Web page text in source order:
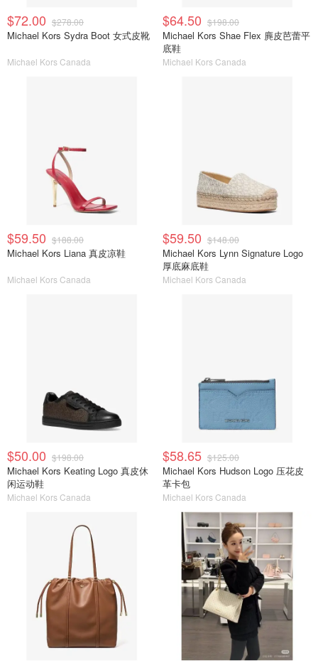
$72.00 $278.00
Michael Kors Sydra Boot 女式皮靴
Michael Kors Canada
$64.50 $198.00
Michael Kors Shae Flex 麂皮芭蕾平
底鞋
Michael Kors Canada
$59.50 $188.00
Michael Kors Liana 真皮凉鞋
Michael Kors Canada
$59.50 $148.00
Michael Kors Lynn Signature Logo
厚底麻底鞋
Michael Kors Canada
$50.00 $198.00
Michael Kors Keating Logo 真皮休
闲运动鞋
Michael Kors Canada
$58.65 $125.00
Michael Kors Hudson Logo 压花皮
革卡包
Michael Kors Canada